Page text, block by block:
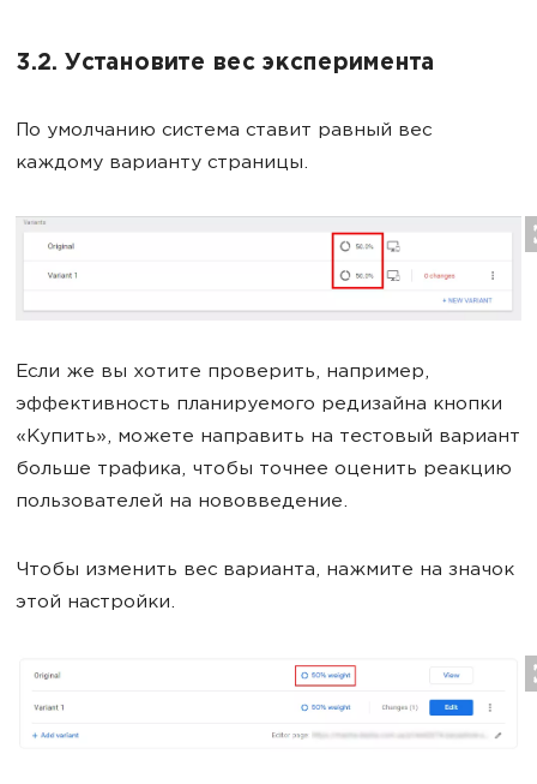
3.2. Установите вес эксперимента
По умолчанию система ставит равный вес
каждому варианту страницы.
Если же вы хотите проверить, например,
эффективность планируемого редизайна кнопки
«Купить», можете направить на тестовый вариант
больше трафика, чтобы точнее оценить реакцию
пользователей на нововведение.
Чтобы изменить вес варианта, нажмите на значок
этой настройки.